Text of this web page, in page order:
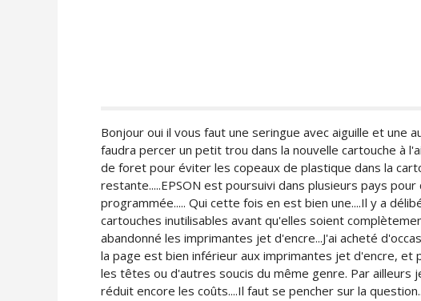
Bonjour oui il vous faut une seringue avec aiguille et une
faudra percer un petit trou dans la nouvelle cartouche à
de foret pour éviter les copeaux de plastique dans la
restante.....EPSON est poursuivi dans plusieurs pays
programmée..... Qui cette fois en est bien une....Il y a
cartouches inutilisables avant qu'elles soient
abandonné les imprimantes jet d'encre...J'ai acheté
la page est bien inférieur aux imprimantes jet d'encre, et
les têtes ou d'autres soucis du même genre. Par ailleurs
réduit encore les coûts....Il faut se pencher sur la